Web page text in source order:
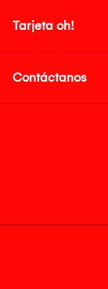
Tarjeta oh!
Contáctanos